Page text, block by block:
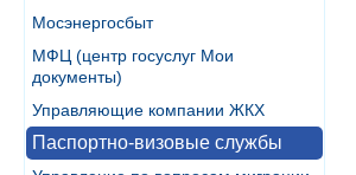
Мосэнергосбыт
МФЦ (центр госуслуг Мои
документы)
Управляющие компании ЖКХ
Паспортно-визовые службы